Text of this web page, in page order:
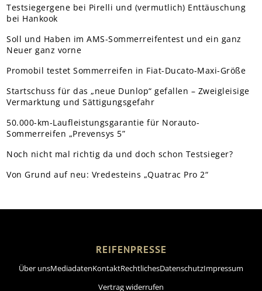
Testsiegergene bei Pirelli und (vermutlich) Enttäuschung
bei Hankook
Soll und Haben im AMS-Sommerreifentest und ein ganz
Neuer ganz vorne
Promobil testet Sommerreifen in Fiat-Ducato-Maxi-Größe
Startschuss für das „neue Dunlop“ gefallen – Zweigleisige
Vermarktung und Sättigungsgefahr
50.000-km-Laufleistungsgarantie für Norauto-
Sommerreifen „Prevensys 5”
Noch nicht mal richtig da und doch schon Testsieger?
Von Grund auf neu: Vredesteins „Quatrac Pro 2“
REIFENPRESSE
Über unsMediadatenKontaktRechtlichesDatenschutzImpressum
Vertrag widerrufen